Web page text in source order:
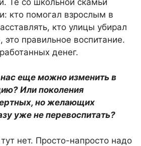
кто помогал взрослым в
кто улицы убирал
правильное воспитание.
денег.
еще можно изменить в
Или поколения
но желающих
уже не перевоспитать?
нет. Просто-напросто надо